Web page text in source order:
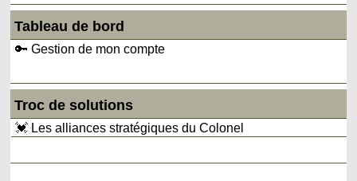
Tableau de bord
🔑 Gestion de mon compte
Troc de solutions
💓 Les alliances stratégiques du Colonel